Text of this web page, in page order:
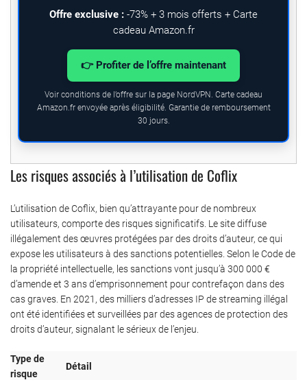
Offre exclusive : -73% + 3 mois offerts + Carte
cadeau Amazon.fr
👉 Profiter de l’offre maintenant
Voir conditions de l’offre sur la page NordVPN. Carte cadeau
Amazon.fr envoyée après éligibilité. Garantie de remboursement
30 jours.
Les risques associés à l’utilisation de Coflix
L’utilisation de Coflix, bien qu’attrayante pour de nombreux
utilisateurs, comporte des risques significatifs. Le site diffuse
illégalement des œuvres protégées par des droits d’auteur, ce qui
expose les utilisateurs à des sanctions potentielles. Selon le Code de
la propriété intellectuelle, les sanctions vont jusqu’à 300 000 €
d’amende et 3 ans d’emprisonnement pour contrefaçon dans des
cas graves. En 2021, des milliers d’adresses IP de streaming illégal
ont été identifiées et surveillées par des agences de protection des
droits d’auteur, signalant le sérieux de l’enjeu.
Type de
risque
Détail